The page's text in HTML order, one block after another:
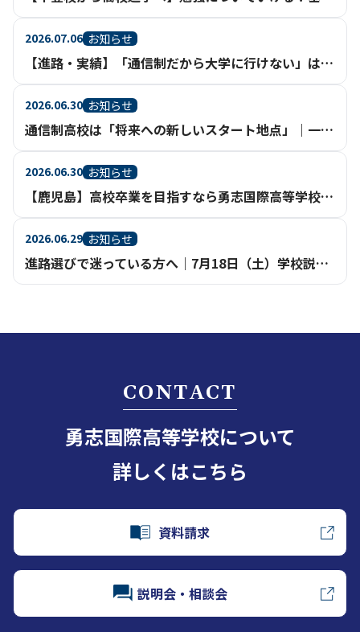
2026.07.06 お知らせ
【進路・実績】「通信制だから大学に行けない」は、もう過去のイメージ。【鹿児島】
2026.06.30 お知らせ
通信制高校は「将来への新しいスタート地点」｜一人ひとりの進路実現を支える充実のサポート体制【鹿児島】
2026.06.30 お知らせ
【鹿児島】高校卒業を目指すなら勇志国際高等学校（通信制高校・不登校相談）
2026.06.29 お知らせ
進路選びで迷っている方へ｜7月18日（土）学校説明会を鹿児島天文館で開催
CONTACT
勇志国際高等学校について
詳しくはこちら
資料請求
説明会・相談会